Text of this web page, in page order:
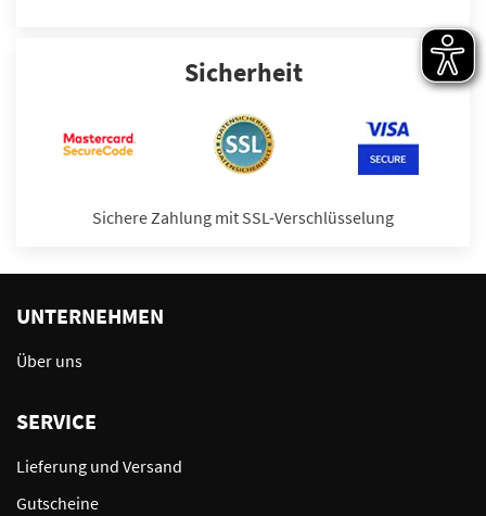
Sicherheit
Sichere Zahlung mit SSL-Verschlüsselung
UNTERNEHMEN
Über uns
SERVICE
Lieferung und Versand
Gutscheine